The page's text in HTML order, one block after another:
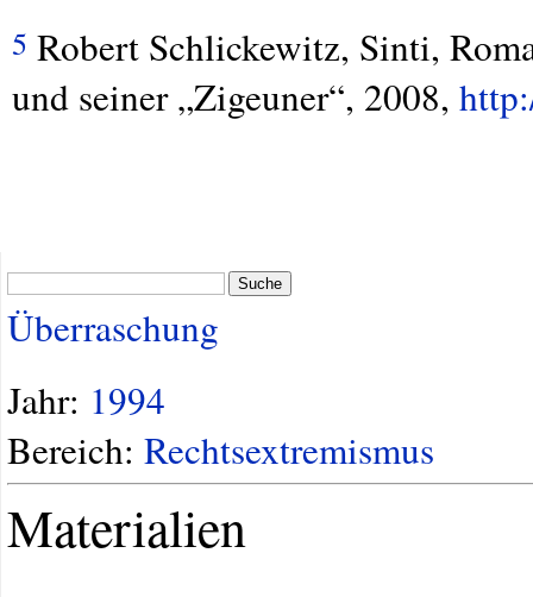
5 Robert Schlickewitz, Sinti,
und seiner „Zigeuner“, 2008,
Suche
Überraschung
Jahr: 1994
Bereich: Rechtsextremismus
Materialien